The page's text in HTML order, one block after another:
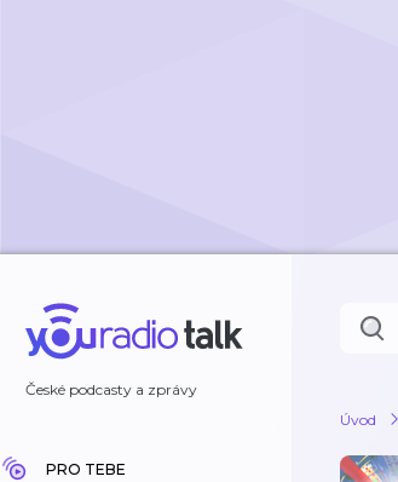
České podcasty a zprávy
PRO TEBE
Úvod